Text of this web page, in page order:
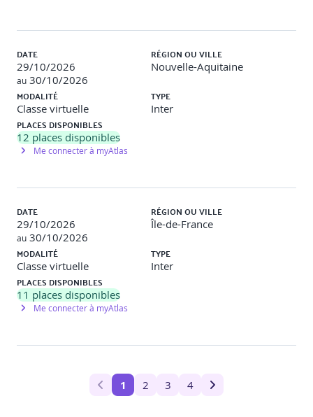
DATE
29/10/2026
au 30/10/2026
RÉGION OU VILLE
Nouvelle-Aquitaine
MODALITÉ
Classe virtuelle
TYPE
Inter
PLACES DISPONIBLES
12 places disponibles
Me connecter à myAtlas
DATE
29/10/2026
au 30/10/2026
RÉGION OU VILLE
Île-de-France
MODALITÉ
Classe virtuelle
TYPE
Inter
PLACES DISPONIBLES
11 places disponibles
Me connecter à myAtlas
1 2 3 4